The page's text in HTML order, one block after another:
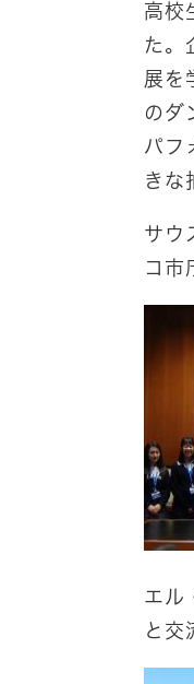
高校
た。
展を
のダ
パフ
きな
サ
コ市
エ
と交